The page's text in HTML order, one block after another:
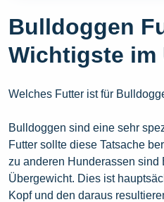
Bulldoggen
Wichtigste im
Welches Futter ist für
Bulldoggen sind eine sehr
Futter sollte diese Tatsache
zu anderen Hunderassen
Übergewicht. Dies ist
Kopf und den daraus